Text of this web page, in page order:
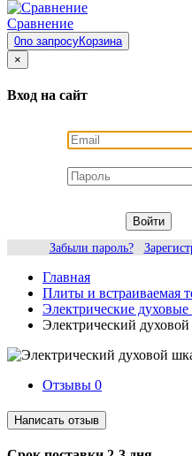
Сравнение
0по запросуКорзина
×
Вход на сайт
Войти
Забыли пароль?
Главная
Плиты и встраиваемая
Электрические
Электрический
Отзывы 0